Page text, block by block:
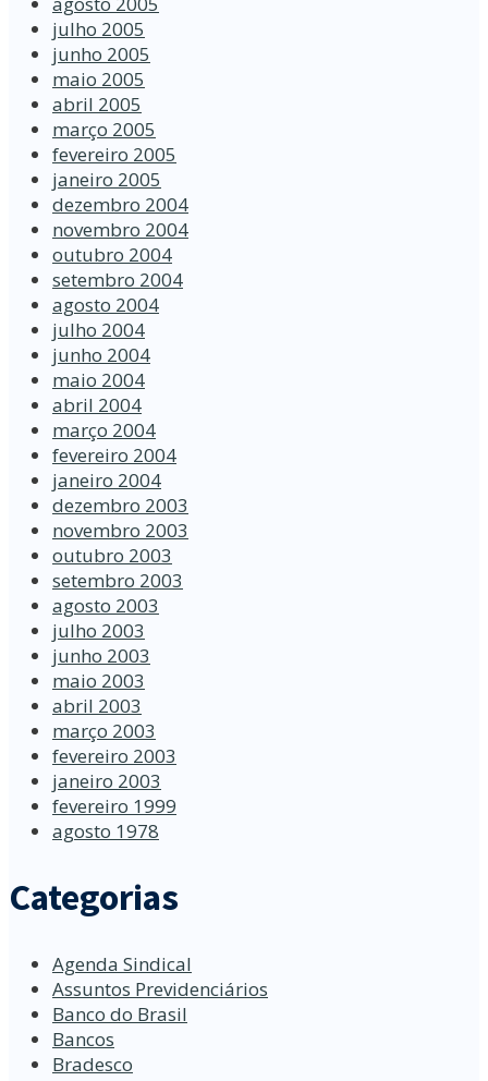
julho 2005
junho 2005
maio 2005
abril 2005
março 2005
fevereiro 2005
janeiro 2005
dezembro 2004
novembro 2004
outubro 2004
setembro 2004
agosto 2004
julho 2004
junho 2004
maio 2004
abril 2004
março 2004
fevereiro 2004
janeiro 2004
dezembro 2003
novembro 2003
outubro 2003
setembro 2003
agosto 2003
julho 2003
junho 2003
maio 2003
abril 2003
março 2003
fevereiro 2003
janeiro 2003
fevereiro 1999
agosto 1978
Categorias
Agenda Sindical
Assuntos Previdenciários
Banco do Brasil
Bancos
Bradesco